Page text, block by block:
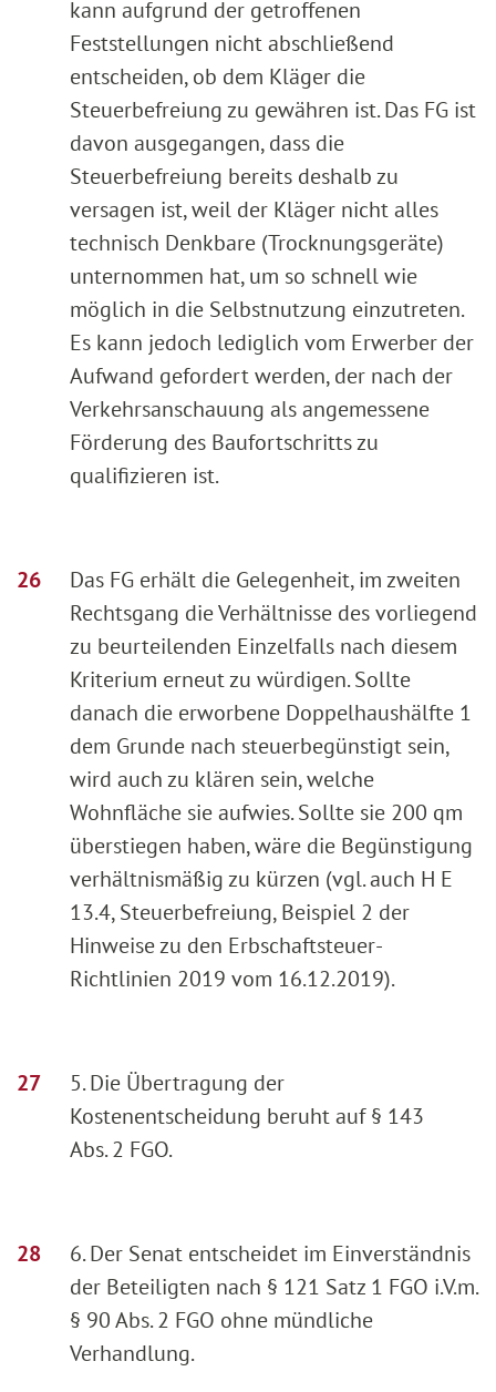
kann aufgrund der getroffenen
Feststellungen nicht abschließend
entscheiden, ob dem Kläger die
Steuerbefreiung zu gewähren ist. Das FG ist
davon ausgegangen, dass die
Steuerbefreiung bereits deshalb zu
versagen ist, weil der Kläger nicht alles
technisch Denkbare (Trocknungsgeräte)
unternommen hat, um so schnell wie
möglich in die Selbstnutzung einzutreten.
Es kann jedoch lediglich vom Erwerber der
Aufwand gefordert werden, der nach der
Verkehrsanschauung als angemessene
Förderung des Baufortschritts zu
qualifizieren ist.
Das FG erhält die Gelegenheit, im zweiten
Rechtsgang die Verhältnisse des vorliegend
zu beurteilenden Einzelfalls nach diesem
Kriterium erneut zu würdigen. Sollte
danach die erworbene Doppelhaushälfte 1
dem Grunde nach steuerbegünstigt sein,
wird auch zu klären sein, welche
Wohnfläche sie aufwies. Sollte sie 200 qm
überstiegen haben, wäre die Begünstigung
verhältnismäßig zu kürzen (vgl. auch H E
13.4, Steuerbefreiung, Beispiel 2 der
Hinweise zu den Erbschaftsteuer-
Richtlinien 2019 vom 16.12.2019).
5. Die Übertragung der
Kostenentscheidung beruht auf § 143
Abs. 2 FGO.
6. Der Senat entscheidet im Einverständnis
der Beteiligten nach § 121 Satz 1 FGO i.V.m.
§ 90 Abs. 2 FGO ohne mündliche
Verhandlung.